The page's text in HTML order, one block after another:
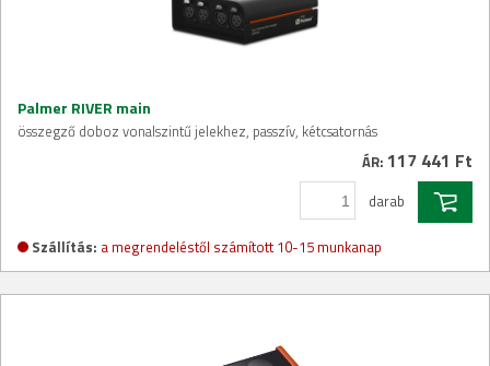
Palmer RIVER main
összegző doboz vonalszintű jelekhez, passzív, kétcsatornás
ÁR: 117 441 Ft
darab
Szállítás: a megrendeléstől számított 10-15 munkanap